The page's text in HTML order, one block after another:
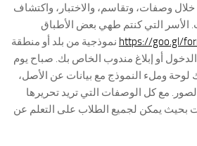
وصفات، وتقاسم، والاختبار، واكتشاف
الأسر التي كنتم طهي بعض الأطباق
https://goo.gl/
أو إبلاغ مندوب الخاص بك. صباح يوم
وملء النموذج مع بيانات عن الأصل،
مع كل الوصفات التي تريد تحريرها
بحيث يمكن لجميع الطلاب على التعلم عن